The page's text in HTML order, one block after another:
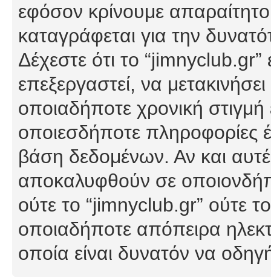
εφόσον κρίνουμε
καταγράφεται για την
Δέχεστε ότι το
επεξεργαστεί, να
οποιαδήποτε χρονική στιγμή
οποιεσδήποτε πληροφορίες
βάση δεδομένων. Αν και
αποκαλυφθούν σε
ούτε το “jimnyclub.gr” ούτε
οποιαδήποτε απόπειρα
οποία είναι δυνατόν να